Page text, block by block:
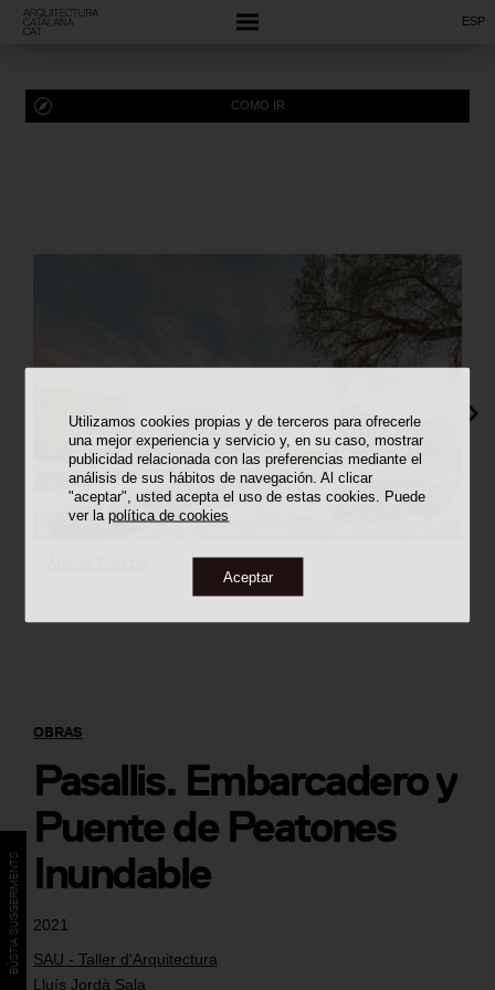
Utilizamos cookies propias y de terceros para ofrecerle
una mejor experiencia y servicio y, en su caso, mostrar
publicidad relacionada con las preferencias mediante el
análisis de sus hábitos de navegación. Al clicar
"aceptar", usted acepta el uso de estas cookies. Puede
ver lapolítica de cookies
Aceptar
ESP
2021
SAU - Taller d'Arquitectura
Lluís Jordà Sala
OBRAS
Pasallis. Embarcadero y
Puente de Peatones
Inundable
COMO IR
BÚSTIA SUGGERIMENTS